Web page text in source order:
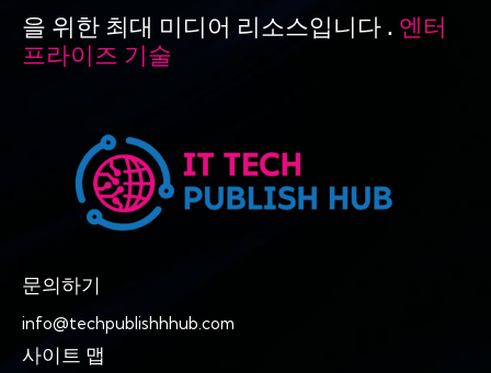
을 위한 최대 미디어 리소스입니다 . 엔터
프라이즈 기술
문의하기
info@techpublishhhub.com
사이트 맵